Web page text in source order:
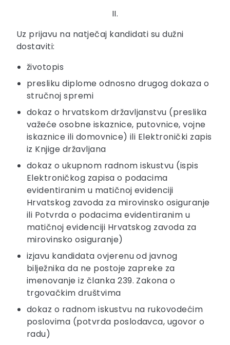
II.
Uz prijavu na natječaj kandidati su dužni
dostaviti:
životopis
presliku diplome odnosno drugog dokaza o
stručnoj spremi
dokaz o hrvatskom državljanstvu (preslika
važeće osobne iskaznice, putovnice, vojne
iskaznice ili domovnice) ili Elektronički zapis
iz Knjige državljana
dokaz o ukupnom radnom iskustvu (ispis
Elektroničkog zapisa o podacima
evidentiranim u matičnoj evidenciji
Hrvatskog zavoda za mirovinsko osiguranje
ili Potvrda o podacima evidentiranim u
matičnoj evidenciji Hrvatskog zavoda za
mirovinsko osiguranje)
izjavu kandidata ovjerenu od javnog
bilježnika da ne postoje zapreke za
imenovanje iz članka 239. Zakona o
trgovačkim društvima
dokaz o radnom iskustvu na rukovodećim
poslovima (potvrda poslodavca, ugovor o
radu)